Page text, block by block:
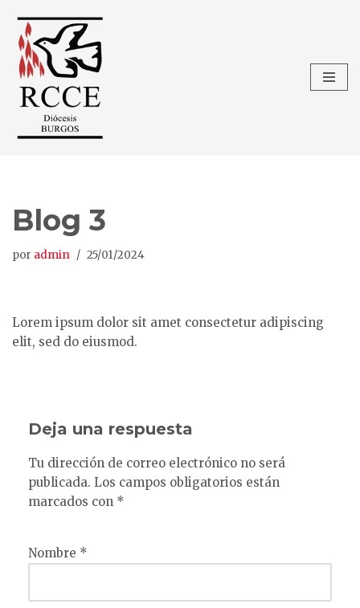
Saltar
al
contenido
Blog 3
por admin 25/01/2024
Lorem ipsum dolor sit amet consectetur adipiscing
elit, sed do eiusmod.
Deja una respuesta
Tu dirección de correo electrónico no será
publicada. Los campos obligatorios están
marcados con *
Nombre *